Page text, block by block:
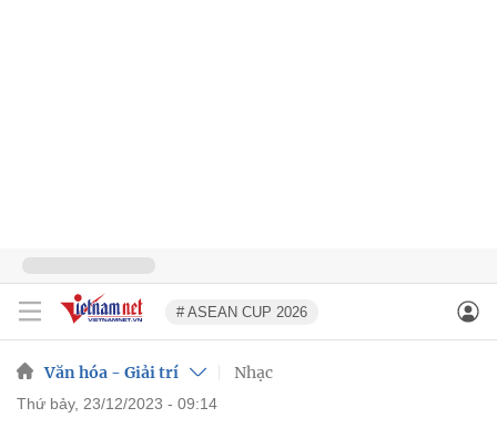
# ASEAN CUP 2026
Văn hóa - Giải trí Nhạc
thứ bảy, 23/12/2023 - 09:14